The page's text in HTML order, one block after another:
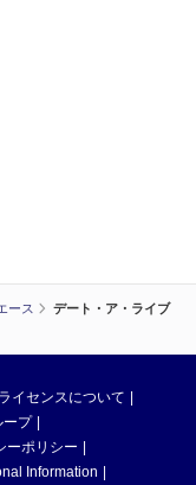
ース
デート・ア・ライブ
ライセンスについて
ープ
ーポリシー
Information